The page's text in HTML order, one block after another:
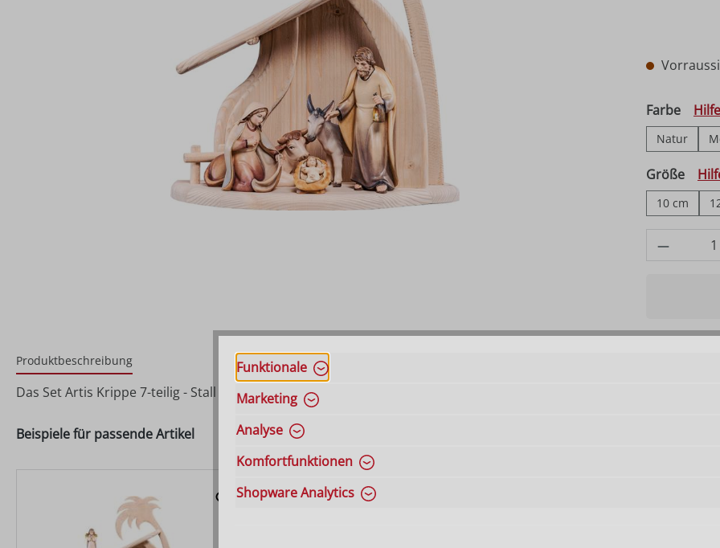
Farbe
Natur
Größe
10 cm
Produktbeschreibung
Das Set Artis Krippe 7-teilig - Stall mit Krippenfiguren - besteht aus Maria, Josef, Jesuskind, Wiege, Ochs, Esel und
Beispiele für passende Artikel
Funktionale
Marketing
Analyse
Komfortfunktionen
Shopware Analytics